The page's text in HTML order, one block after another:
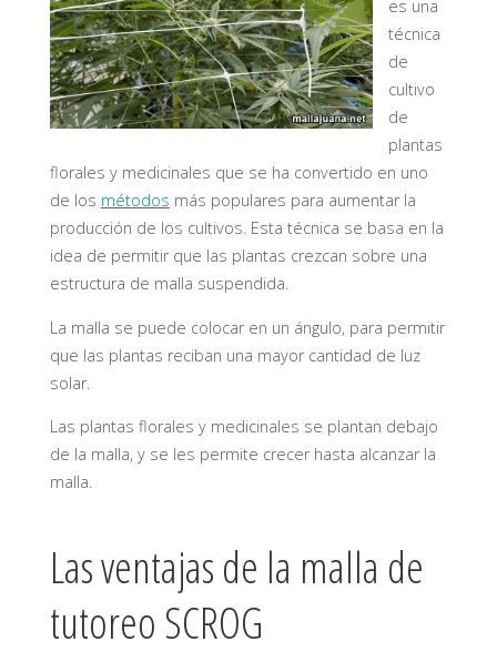
es una
técnica
de
cultivo
de
plantas
florales y medicinales que se ha convertido en uno
de los métodos más populares para aumentar la
producción de los cultivos. Esta técnica se basa en la
idea de permitir que las plantas crezcan sobre una
estructura de malla suspendida.
La malla se puede colocar en un ángulo, para permitir
que las plantas reciban una mayor cantidad de luz
solar.
Las plantas florales y medicinales se plantan debajo
de la malla, y se les permite crecer hasta alcanzar la
malla.
Las ventajas de la malla de
tutoreo SCROG